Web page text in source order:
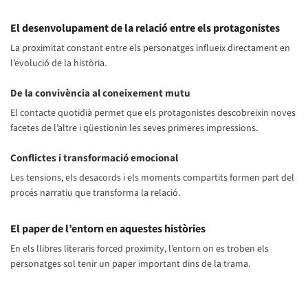
El desenvolupament de la relació entre els protagonistes
La proximitat constant entre els personatges influeix directament en
l’evolució de la història.
De la convivència al coneixement mutu
El contacte quotidià permet que els protagonistes descobreixin noves
facetes de l’altre i qüestionin les seves primeres impressions.
Conflictes i transformació emocional
Les tensions, els desacords i els moments compartits formen part del
procés narratiu que transforma la relació.
El paper de l’entorn en aquestes històries
En els llibres literaris forced proximity, l’entorn on es troben els
personatges sol tenir un paper important dins de la trama.